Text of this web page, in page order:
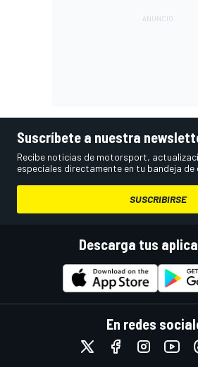
Suscríbete a nuestra
Recibe noticias de motorsport,
especiales directamente en tu bandeja de
SUSCRIBIRSE
Descarga tus
En redes